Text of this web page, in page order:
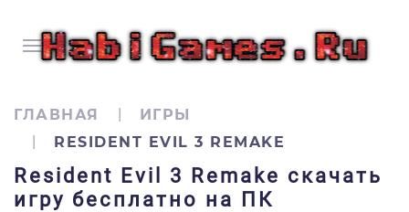
ГЛАВНАЯ
ИГРЫ
RESIDENT EVIL 3 REMAKE
Resident Evil 3 Remake скачать
игру бесплатно на ПК